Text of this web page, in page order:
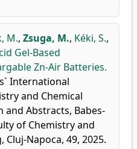
M., Zsuga, M., Kéki, S.,
Gel-Based
Zn-Air Batteries.
International
and Chemical
and Abstracts, Babes-
of Chemistry and
Cluj-Napoca, 49, 2025.